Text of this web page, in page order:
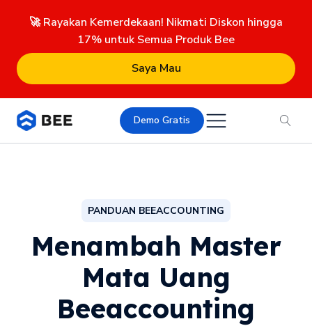
🚀 Rayakan Kemerdekaan! Nikmati Diskon hingga
17% untuk Semua Produk Bee
Saya Mau
Demo Gratis
PANDUAN BEEACCOUNTING
Menambah Master
Mata Uang
Beeaccounting